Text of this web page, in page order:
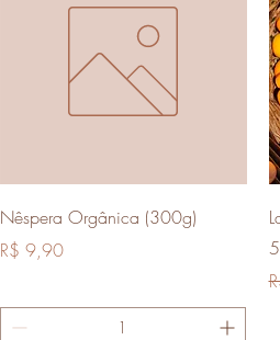
Visualização rápida
Nêspera Orgânica (300g)
Preço
R$ 9,90